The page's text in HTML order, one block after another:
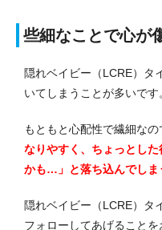
些細なことで心が
隠れベイビー（LCRE）タ
いてしまうことが多いです
もともと心配性で繊細なの
なりやすく、ちょっとし
かも…」と落ち込んでしま
隠れベイビー（LCRE）タ
フォローしてあげることを